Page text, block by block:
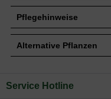
Pflegehinweise
Pflanz- und
Alternative Pflanzen
Sie suchen eine
Service Hotline